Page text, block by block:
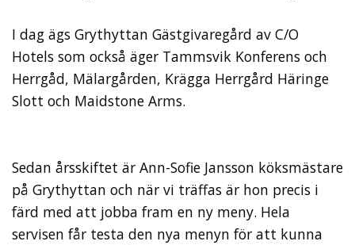
I dag ägs Grythyttan Gästgivaregård av C/O
Hotels som också äger Tammsvik Konferens och
Herrgåd, Mälargården, Krägga Herrgård Häringe
Slott och Maidstone Arms.
Sedan årsskiftet är Ann-Sofie Jansson köksmästare
på Grythyttan och när vi träffas är hon precis i
färd med att jobba fram en ny meny. Hela
servisen får testa den nya menyn för att kunna